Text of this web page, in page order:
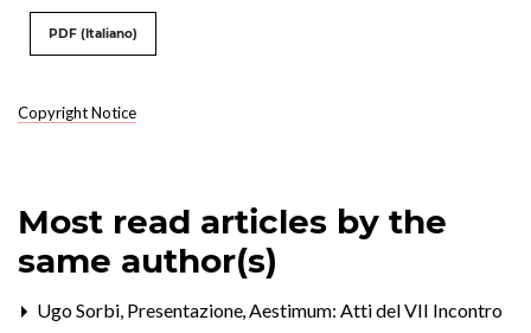
Copyright Notice
PDF (Italiano)
Most read articles by the
same author(s)
Ugo Sorbi, Presentazione,Aestimum: Atti del VII Incontro